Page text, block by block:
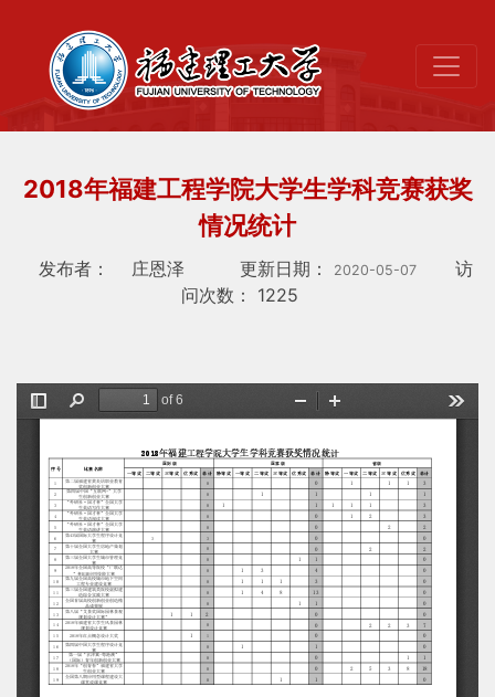
2018年福建工程学院大学生学科竞赛获奖
情况统计
发布者： 庄恩泽 更新日期： 2020-05-07
访
问次数： 1225